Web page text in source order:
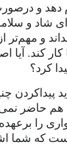
دهد و
شاد و
و مهم‌تر
کند. آیا
کرد؟
پیداکردن
حاضر
را برعهده
که شما